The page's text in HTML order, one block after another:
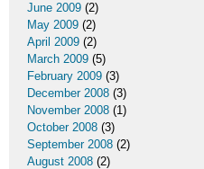
June 2009 (2)
May 2009 (2)
April 2009 (2)
March 2009 (5)
February 2009 (3)
December 2008 (3)
November 2008 (1)
October 2008 (3)
September 2008 (2)
August 2008 (2)